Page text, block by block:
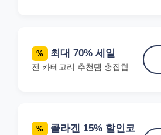
% 최대 70% 세일
전 카테고리 추천템 총집합
%
콜라겐 15% 할인코